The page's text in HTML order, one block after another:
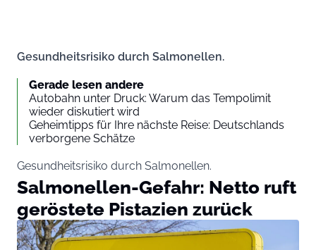
Gesundheitsrisiko durch Salmonellen.
Gerade lesen andere
Autobahn unter Druck: Warum das Tempolimit
wieder diskutiert wird
Geheimtipps für Ihre nächste Reise: Deutschlands
verborgene Schätze
Gesundheitsrisiko durch Salmonellen.
Salmonellen-Gefahr: Netto ruft
geröstete Pistazien zurück